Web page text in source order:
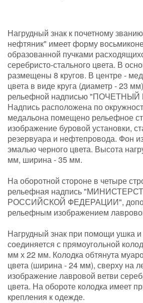
Нагрудный знак к почетному
нефтяник" имеет форму
образованной пучками
серебристо-стального цвета. В
размещены 8 кругов. В центре -
цвета в виде круга (диаметр - 23
рельефной надписью
Надпись расположена по
медальона помещено рельефное
изображение буровой установки,
резервуара и нефтепровода. Фон
эмалью черного цвета. Высота
мм, ширина - 35 мм.
На оборотной стороне в четыре
рельефная надпись
РОССИЙСКОЙ ФЕДЕРАЦИИ",
рельефным изображением
Нагрудный знак при помощи ушка и
соединяется с прямоугольной
мм х 22 мм. Колодка обтянута
цвета (ширина - 24 мм), сверху на
изображение лавровой ветви
цвета. На обороте колодка имеет
крепления к одежде.